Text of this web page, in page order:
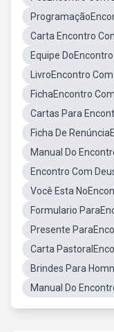
Carta Encontro
Equipe
LivroEncontro
FichaEncontro
Cartas Para
Ficha De
Manual Do
Encontro Com
Você Esta
Formulario
Presente
Carta
Brindes Para
Manual Do